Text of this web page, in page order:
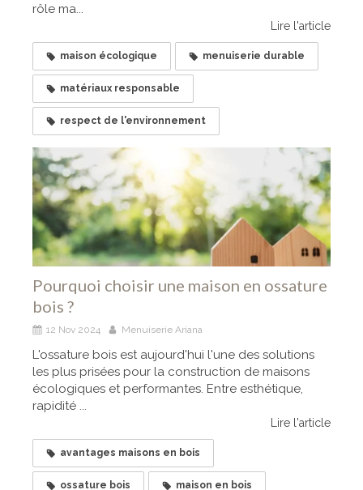
rôle ma...
Lire l'article
maison écologique menuiserie durable
matériaux responsable
respect de l'environnement
Pourquoi choisir une maison en ossature
bois ?
12 Nov 2024 Menuiserie Ariana
L'ossature bois est aujourd'hui l'une des solutions
les plus prisées pour la construction de maisons
écologiques et performantes. Entre esthétique,
rapidité ...
Lire l'article
avantages maisons en bois
ossature bois maison en bois